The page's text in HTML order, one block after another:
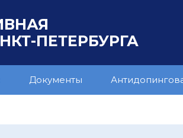
ПЕТЕРБУРГА
Документы